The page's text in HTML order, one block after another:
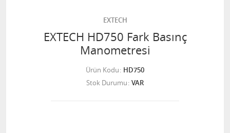
EXTECH
EXTECH HD750 Fark Basınç
Manometresi
Ürün Kodu HD750
Stok Durumu VAR